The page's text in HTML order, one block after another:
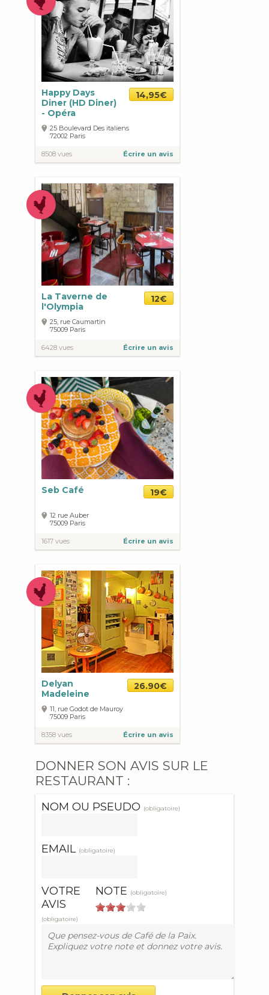
Happy Days
Diner (HD Diner)
- Opéra
14,95€
25 Boulevard Des italiens
72002 Paris
8508 vues Écrire un avis
La Taverne de
l'Olympia
12€
25, rue Caumartin
75009 Paris
6428 vues Écrire un avis
Seb Café 19€
12 rue Auber
75009 Paris
1617 vues Écrire un avis
Delyan
Madeleine
26.90€
11, rue Godot de Mauroy
75009 Paris
8358 vues Écrire un avis
DONNER SON AVIS SUR LE
RESTAURANT :
NOM OU PSEUDO (obligatoire)
EMAIL (obligatoire)
NOTE (obligatoire)
VOTRE
AVIS
(obligatoire)